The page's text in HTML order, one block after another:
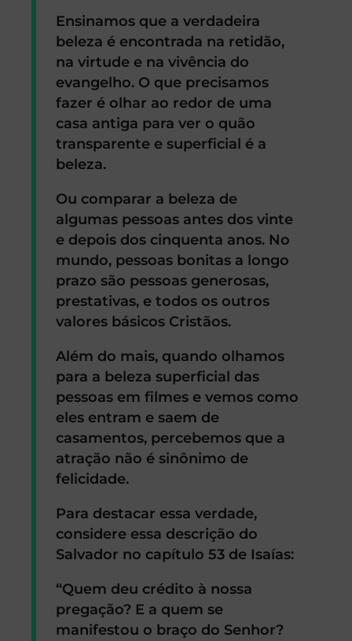
Ensinamos que a verdadeira
beleza é encontrada na retidão,
na virtude e na vivência do
evangelho. O que precisamos
fazer é olhar ao redor de uma
casa antiga para ver o quão
transparente e superficial é a
beleza.
Ou comparar a beleza de
algumas pessoas antes dos vinte
e depois dos cinquenta anos. No
mundo, pessoas bonitas a longo
prazo são pessoas generosas,
prestativas, e todos os outros
valores básicos Cristãos.
Além do mais, quando olhamos
para a beleza superficial das
pessoas em filmes e vemos como
eles entram e saem de
casamentos, percebemos que a
atração não é sinônimo de
felicidade.
Para destacar essa verdade,
considere essa descrição do
Salvador no capítulo 53 de Isaías:
“Quem deu crédito à nossa
pregação? E a quem se
manifestou o braço do Senhor?